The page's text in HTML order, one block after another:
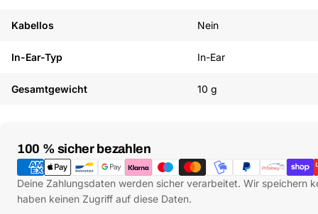
Kabellos Nein
In-Ear-Typ In-Ear
Gesamtgewicht 10 g
100 % sicher bezahlen
Zahlungsmethoden
Deine Zahlungsdaten werden sicher verarbeitet. Wir speichern
haben keinen Zugriff auf diese Daten.